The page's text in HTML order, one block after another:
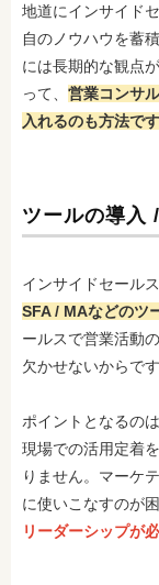
地道にインサイド
自のノウハウを蓄
には長期的な観点
って、 営業コンサ
入れるのも方法です
ツールの導入
インサイドセール
SFA / MAなどのツ
ールスで営業活動
欠かせないからです
ポイントとなるの
現場での活用定着
りません。マーケ
に使いこなすのが
リーダーシップが